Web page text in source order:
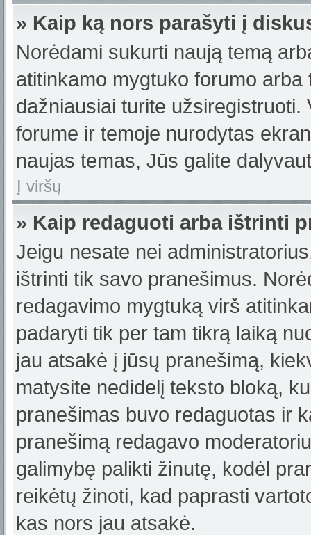
» Kaip ką nors parašyti į
Norėdami sukurti naują temą
atitinkamo mygtuko forumo
dažniausiai turite
forume ir temoje nurodytas
naujas temas, Jūs galite
Į viršų
» Kaip redaguoti arba ištrinti
Jeigu nesate nei
ištrinti tik savo pranešimus.
redagavimo mygtuką virš
padaryti tik per tam tikrą laiką
jau atsakė į jūsų pranešimą,
matysite nedidelį teksto bloką,
pranešimas buvo redaguotas ir
pranešimą redagavo
galimybę palikti žinutę, kodėl
reikėtų žinoti, kad paprasti
kas nors jau atsakė.